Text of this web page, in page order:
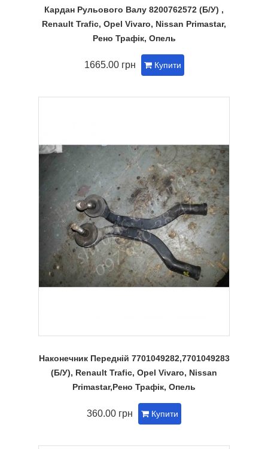
Кардан Рульового Валу 8200762572 (Б/У) ,
Renault Trafic, Opel Vivaro, Nissan Primastar,
Рено Трафік, Опель
1665.00 грн Купити
Наконечник Передній 7701049282,7701049283
(Б/У), Renault Trafic, Opel Vivaro, Nissan
Primastar,Рено Трафік, Опель
360.00 грн Купити